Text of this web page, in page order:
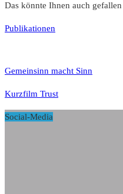
Das könnte Ihnen auch gefallen
Publikationen
Gemeinsinn macht Sinn
Kurzfilm Trust
Social-Media